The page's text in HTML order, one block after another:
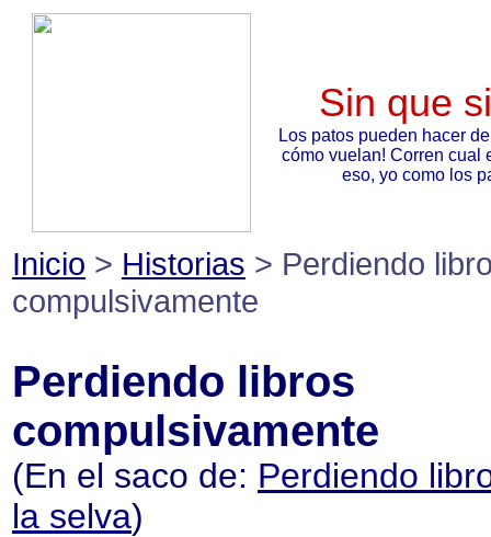
Sin que
Los patos pueden hacer
cómo vuelan! Corren cual
eso, yo como los
Inicio > Historias > Perdiendo
compulsivamente
Perdiendo libros
compulsivamente
(En el saco de: Perdiendo
la selva)